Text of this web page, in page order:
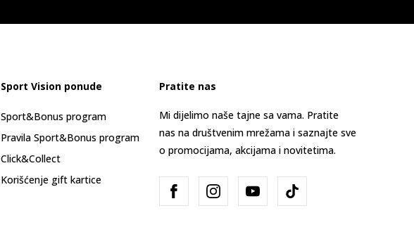
Sport Vision ponude
Sport&Bonus program
Pravila Sport&Bonus program
Click&Collect
Korišćenje gift kartice
Pratite nas
Mi dijelimo naše tajne sa vama. Pratite
nas na društvenim mrežama i saznajte sve
o promocijama, akcijama i novitetima.